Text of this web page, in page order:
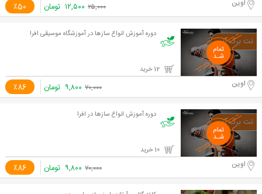
٪50 اوین ۲۵,۰۰۰ ۱۲,۵۰۰ تومان
دوره آموزش انواع سازها در آموزشگاه موسیقی افرا
٪86 اوین ۷۰,۰۰۰ ۹,۸۰۰ تومان
دوره آموزش انواع سازها در افرا
٪86 اوین ۷۰,۰۰۰ ۹,۸۰۰ تومان